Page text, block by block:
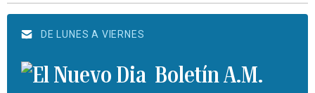
DE LUNES A VIERNES
Boletín A.M.